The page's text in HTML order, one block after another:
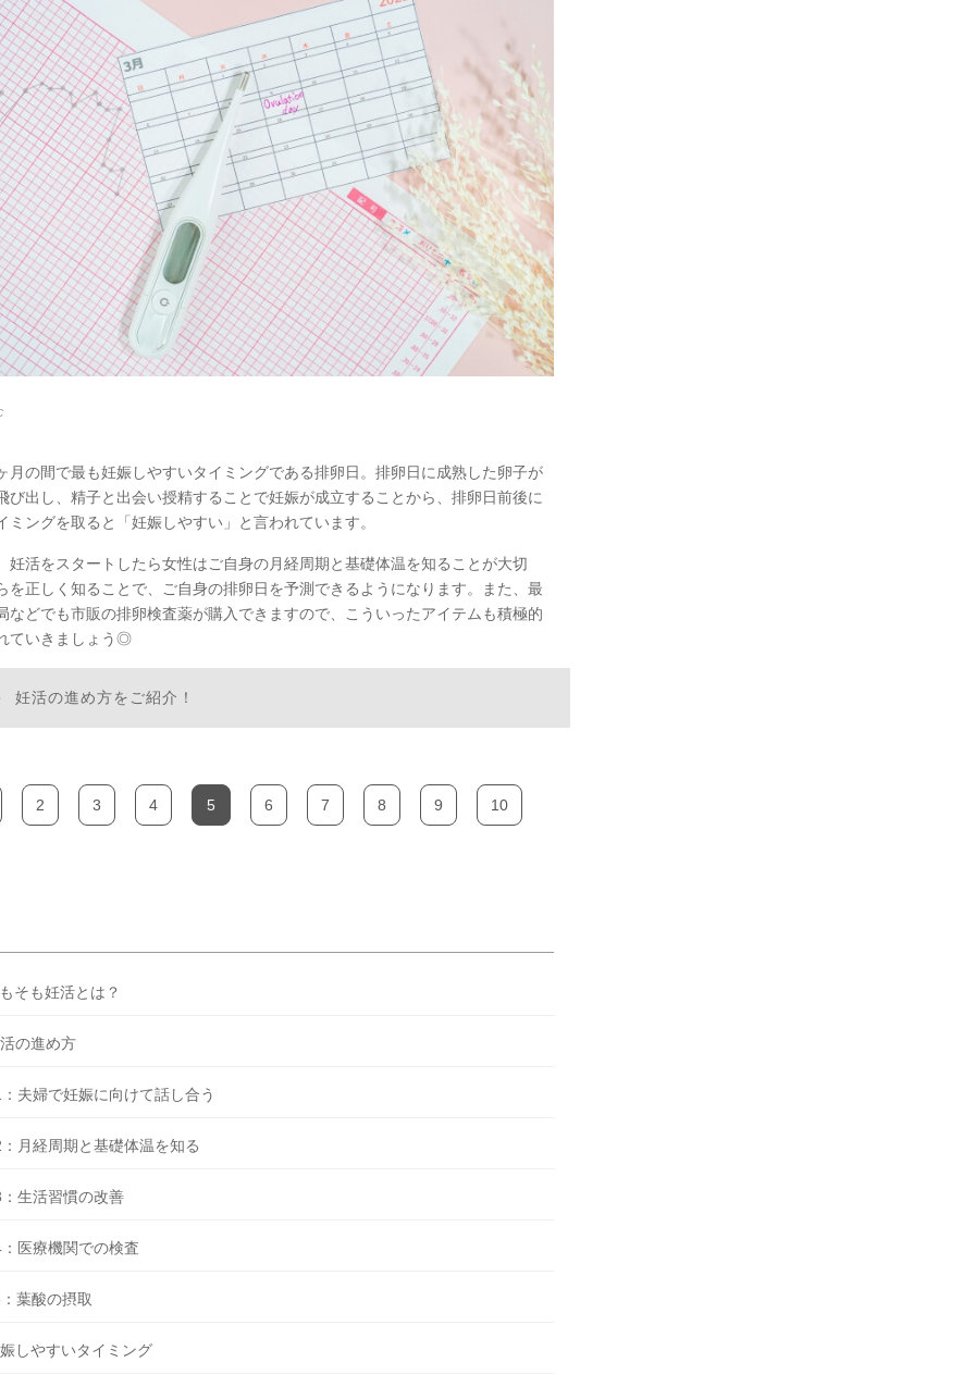
月の間で最も妊娠しやすいタイミングである排卵日。排卵日に成熟した卵子が
び出し、精子と出会い授精することで妊娠が成立することから、排卵日前後に
ミングを取ると「妊娠しやすい」と言われています。
妊活をスタートしたら女性はご自身の月経周期と基礎体温を知ることが大切
を正しく知ることで、ご自身の排卵日を予測できるようになります。また、最
などでも市販の排卵検査薬が購入できますので、こういったアイテムも積極的
ていきましょう◎
妊活の進め方をご紹介！
2 3 4 5 6 7 8 9 10
そも妊活とは？
の進め方
夫婦で妊娠に向けて話し合う
月経周期と基礎体温を知る
生活習慣の改善
医療機関での検査
葉酸の摂取
しやすいタイミング